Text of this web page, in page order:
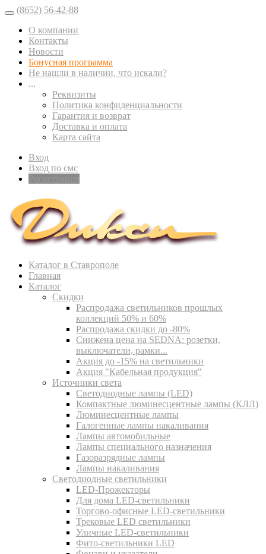
(8652) 56-42-88
О компании
Контакты
Новости
Бонусная программа
Не нашли в наличии, что искали?
...
Реквизиты
Политика конфиденциальности
Гарантия и возврат
Доставка и оплата
Карта сайта
Вход
Вход по смс
Каталог в Ставрополе
Главная
Каталог
Скидки
Распродажа светильников прошлых
коллекций 50% и 60%
Распродажа скидки до -80%
Cнижена цена на SEDNA: розетки,
выключатели, рамки...
Акция до -15% на светильники
Акция "Кабельная продукция"
Источники света
Светодиодные лампы (LED)
Компактные люминесцентные лампы (КЛЛ)
Люминесцентные лампы
Галогенные лампы накаливания
Лампы автомобильные
Лампы специального назначения
Газоразрядные лампы
Лампы накаливания
Светодиодные светильники
LED-Прожекторы
Для дома LED-светильники
Торгово-офисные LED-светильники
Трековые LED светильники
Уличные LED-светильники
Фито-светильники LED